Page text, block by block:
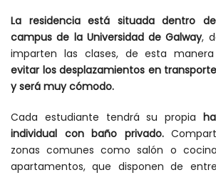
La residencia está situada dentro
campus de la Universidad de Galway,
imparten las clases, de esta
evitar los desplazamientos en
y será muy cómodo.
Cada estudiante tendrá su propia
individual con baño privado.
zonas comunes como salón o
apartamentos, que disponen de